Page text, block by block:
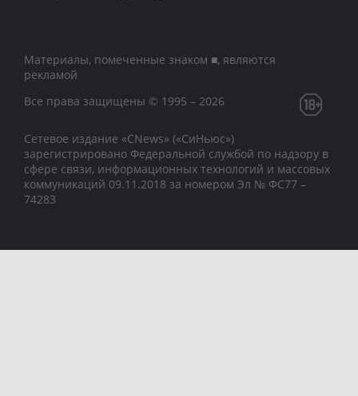
Материалы, помеченные знаком ■, являются
рекламой
Все права защищены © 1995 – 2026
Сетевое издание «CNews» («СиНьюс»)
зарегистрировано Федеральной службой по надзору в
сфере связи, информационных технологий и массовых
коммуникаций 09.11.2018 за номером Эл № ФС77 –
74283